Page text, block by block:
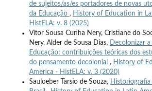
de sujeitos/as/es portadores de novas
da Educação , History of Education in
HistELA: v. 8 (2025)
Vitor Sousa Cunha Nery, Cristiane do
Nery, Alder de Sousa Dias, Decolonizar
Educação: contribuições teóricas dos
do pensamento decolonial , History of
America - HistELA: v. 3 (2020)
Sauloeber Tarsio de Souza,